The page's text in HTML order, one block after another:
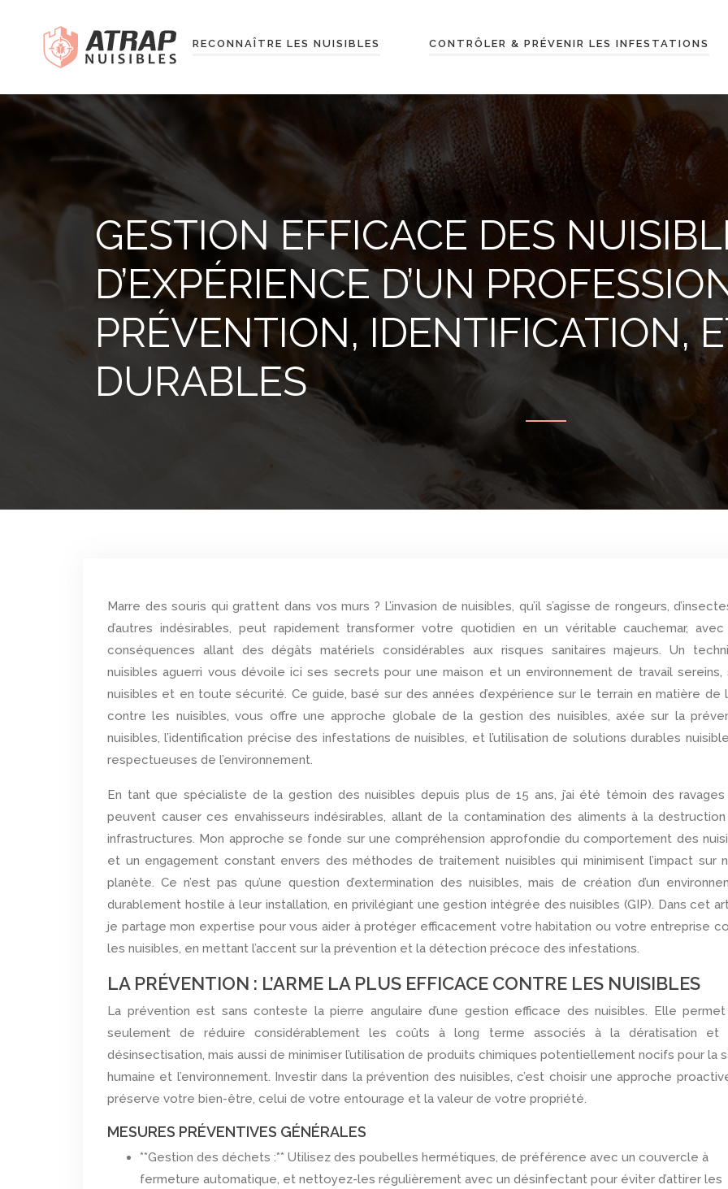
RECONNAÎTRE LES NUISIBLES CONTRÔLER & PRÉVENIR LES INFESTATIONS
GESTION EFFICACE DES
D’EXPÉRIENCE D’UN
PRÉVENTION, IDENTIFICATION,
DURABLES
Marre des souris qui grattent dans vos murs ? L’invasion de nuisibles, qu’il s’agisse de rongeurs, d’insectes ou
d’autres indésirables, peut rapidement transformer votre quotidien en un véritable cauchemar,
conséquences allant des dégâts matériels considérables aux risques sanitaires majeurs. Un
nuisibles aguerri vous dévoile ici ses secrets pour une maison et un environnement de travail sereins,
nuisibles et en toute sécurité. Ce guide, basé sur des années d’expérience sur le terrain en matière de
contre les nuisibles, vous offre une approche globale de la gestion des nuisibles, axée sur la
nuisibles, l’identification précise des infestations de nuisibles, et l’utilisation de solutions durables
respectueuses de l’environnement.
En tant que spécialiste de la gestion des nuisibles depuis plus de 15 ans, j’ai été témoin des
peuvent causer ces envahisseurs indésirables, allant de la contamination des aliments à la
infrastructures. Mon approche se fonde sur une compréhension approfondie du comportement des
et un engagement constant envers des méthodes de traitement nuisibles qui minimisent l’impact sur
planète. Ce n’est pas qu’une question d’extermination des nuisibles, mais de création d’un
durablement hostile à leur installation, en privilégiant une gestion intégrée des nuisibles (GIP). Dans cet
je partage mon expertise pour vous aider à protéger efficacement votre habitation ou votre entreprise
les nuisibles, en mettant l’accent sur la prévention et la détection précoce des infestations.
LA PRÉVENTION : L’ARME LA PLUS EFFICACE CONTRE LES NUISIBLES
La prévention est sans conteste la pierre angulaire d’une gestion efficace des nuisibles. Elle permet non
seulement de réduire considérablement les coûts à long terme associés à la dératisation et
désinsectisation, mais aussi de minimiser l’utilisation de produits chimiques potentiellement nocifs pour la
humaine et l’environnement. Investir dans la prévention des nuisibles, c’est choisir une approche
préserve votre bien-être, celui de votre entourage et la valeur de votre propriété.
MESURES PRÉVENTIVES GÉNÉRALES
**Gestion des déchets :** Utilisez des poubelles hermétiques, de préférence avec un couvercle à
fermeture automatique, et nettoyez-les régulièrement avec un désinfectant pour éviter d’attirer les